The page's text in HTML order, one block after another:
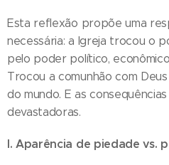
Esta reflexão propõe uma
necessária: a Igreja trocou o
pelo poder político,
Trocou a comunhão com
do mundo. E as
devastadoras.
I. Aparência de piedade vs.